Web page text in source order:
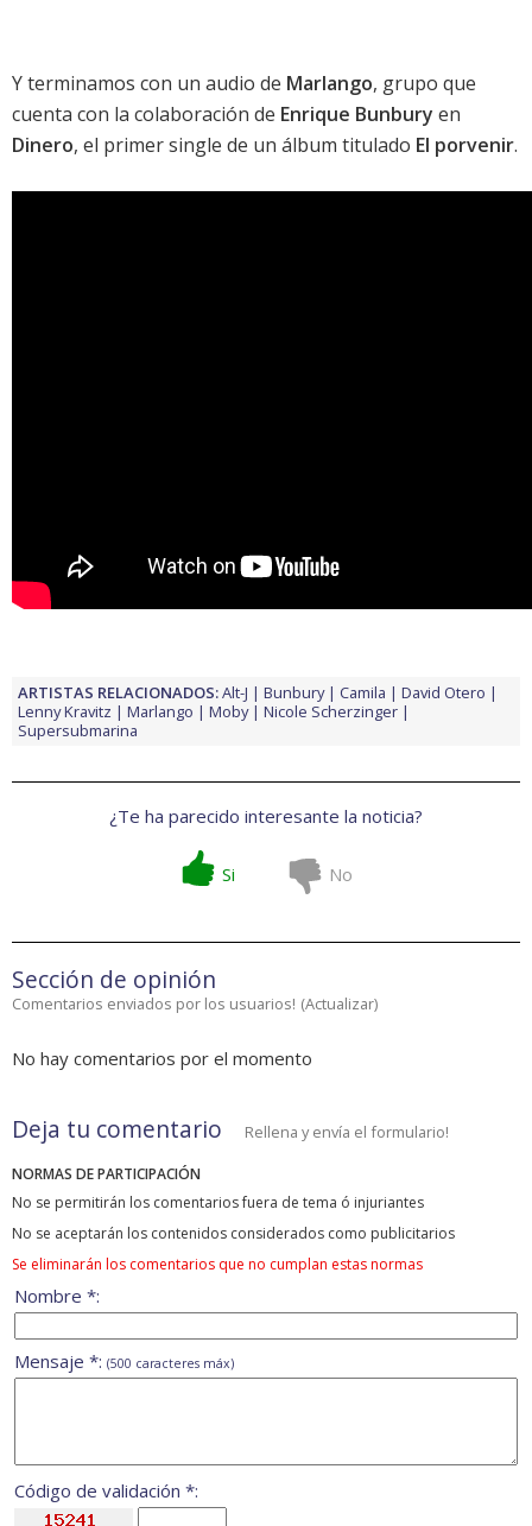
Y terminamos con un audio de Marlango, grupo que
cuenta con la colaboración de Enrique Bunbury en
Dinero, el primer single de un álbum titulado El porvenir.
ARTISTAS RELACIONADOS:Alt-J Bunbury Camila
David Otero
Lenny Kravitz
Marlango Moby
Nicole Scherzinger
Supersubmarina
¿Te ha parecido interesante la noticia?
Si No
Sección de opinión
Comentarios enviados por los usuarios! (Actualizar)
No hay comentarios por el momento
Deja tu comentario Rellena y envía el formulario!
NORMAS DE PARTICIPACIÓN
No se permitirán los comentarios fuera de tema ó injuriantes
No se aceptarán los contenidos considerados como publicitarios
Se eliminarán los comentarios que no cumplan estas normas
Nombre *:
Mensaje *: (500 caracteres máx)
Código de validación *: